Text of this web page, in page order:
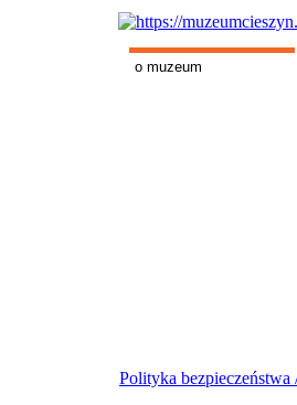
o muzeum
Polityka bezpieczeństwa